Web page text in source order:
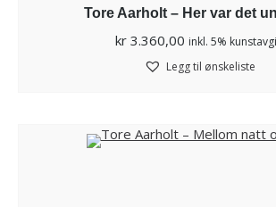
Tore Aarholt – Her var det
kr 3.360,00 inkl. 5%
Legg til ønskeliste